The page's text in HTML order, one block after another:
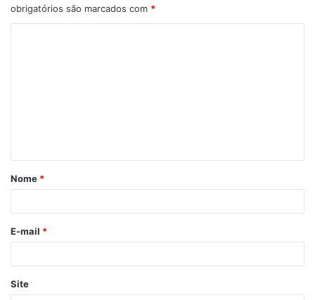
obrigatórios são marcados com *
á
r
*
Nome *
E-mail *
Site